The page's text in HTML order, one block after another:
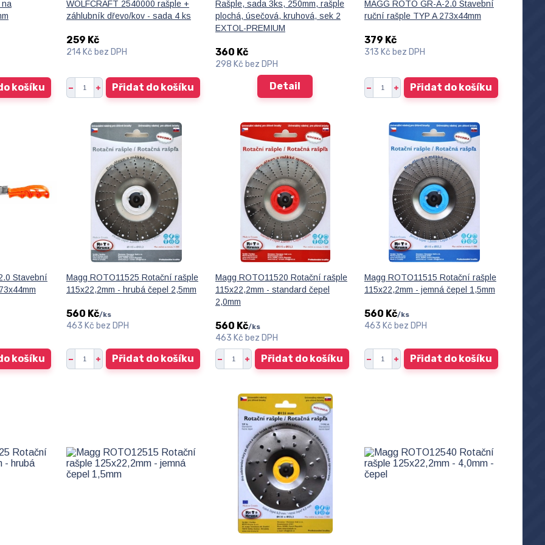
na
košíku
WOLFCRAFT 2540000 rašple +
záhlubník dřevo/kov - sada 4 ks
259 Kč
214 Kč bez DPH
Přidat do košíku
Rašple, sada 3ks, 250mm, rašple
plochá, úsečová, kruhová, sek 2
EXTOL-PREMIUM
360 Kč
298 Kč bez DPH
Detail
MAGG ROTO GR-A-2.0 Stavební
ruční rašple TYP A 273x44mm
379 Kč
313 Kč bez DPH
Přidat do košíku
Stavební
košíku
Magg ROTO11525 Rotační rašple
115x22,2mm - hrubá čepel 2,5mm
560 Kč/ks
463 Kč bez DPH
Přidat do košíku
Magg ROTO11520 Rotační rašple
115x22,2mm - standard čepel
2,0mm
560 Kč/ks
463 Kč bez DPH
Přidat do košíku
Magg ROTO11515 Rotační rašple
115x22,2mm - jemná čepel 1,5mm
560 Kč/ks
463 Kč bez DPH
Přidat do košíku